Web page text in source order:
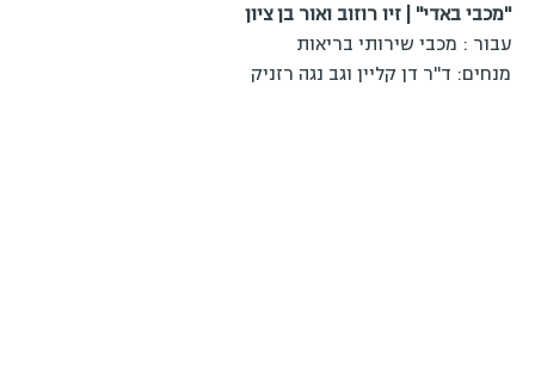
"מכבי באדי" | זיו רוזוב ואור בן ציון
עבור : מכבי שירותי בריאות
מנחים: ד"ר דן קליין וגב נגה רזניק